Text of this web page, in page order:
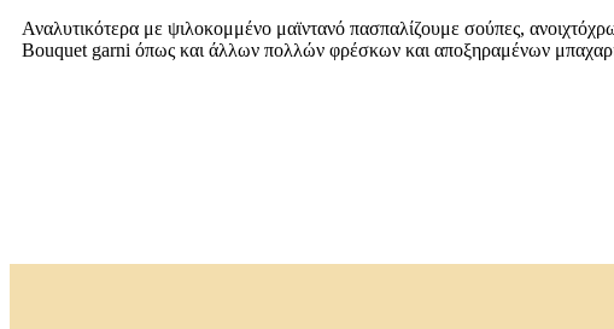
Αναλυτικότερα με ψιλοκομμένο μαϊντανό πασπαλίζουμε σούπες,
Bouquet garni όπως και άλλων πολλών φρέσκων και αποξηραμένων